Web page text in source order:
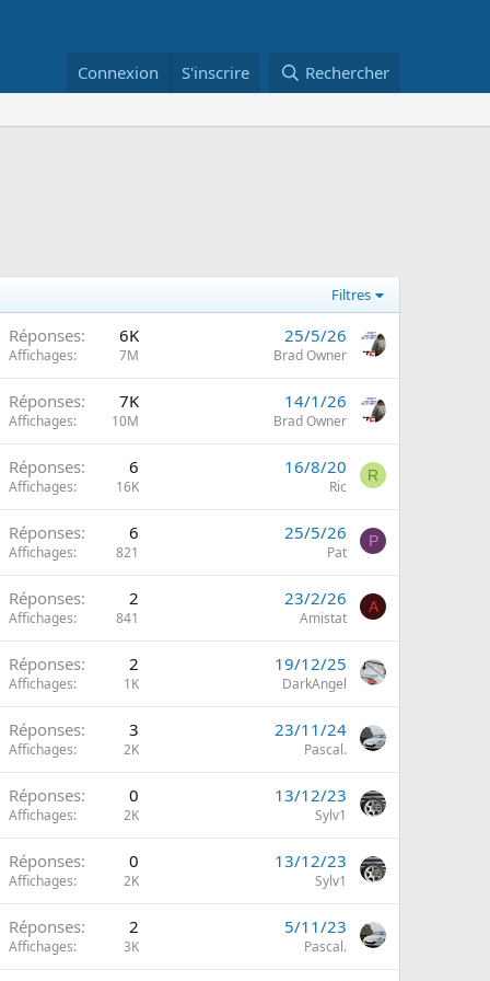
Connexion S'inscrire Rechercher
Filtres
Réponses 6K
Affichages 7M
25/5/26
Brad Owner
Réponses 7K
Affichages 10M
14/1/26
Brad Owner
Réponses 6
Affichages 16K
16/8/20
Ric
R
Réponses 6
Affichages 821
25/5/26
Pat
P
Réponses 2
Affichages 841
23/2/26
Amistat
A
Réponses 2
Affichages 1K
19/12/25
DarkAngel
Réponses 3
Affichages 2K
23/11/24
Pascal.
Réponses 0
Affichages 2K
13/12/23
Sylv1
Réponses 0
Affichages 2K
13/12/23
Sylv1
Réponses 2
Affichages 3K
5/11/23
Pascal.